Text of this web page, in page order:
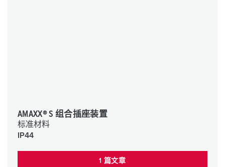
AMAXX® S 组合插座装置
标准材料
IP44
1 篇文章